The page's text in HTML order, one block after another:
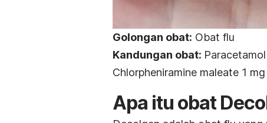
Golongan obat: Obat flu
Kandungan obat:
Chlorpheniramine maleate 1 mg
Apa itu obat